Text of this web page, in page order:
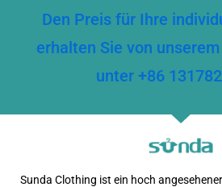
Den Preis für Ihre
erhalten Sie von
unter +86
Sunda Clothing ist ein hoch